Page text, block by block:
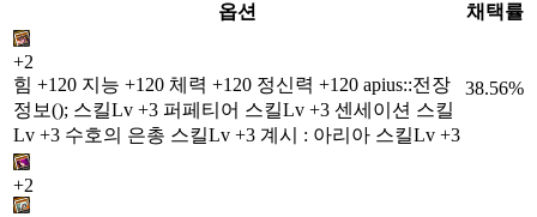
옵션
채택률
+2
힘 +120 지능 +120 체력 +120 정신력 +120 apius::전장
정보(); 스킬Lv +3 퍼페티어 스킬Lv +3 센세이션 스킬
Lv +3 수호의 은총 스킬Lv +3 계시 : 아리아 스킬Lv +3
38.56%
+2